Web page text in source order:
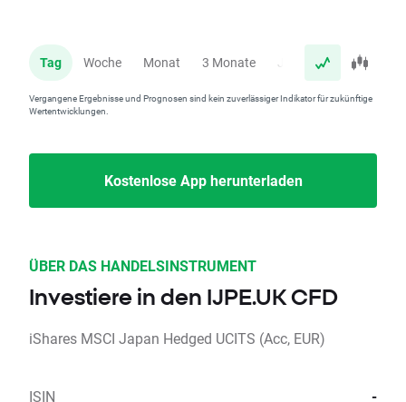
Tag Woche Monat 3 Monate Jahr
Vergangene Ergebnisse und Prognosen sind kein zuverlässiger Indikator für zukünftige
Wertentwicklungen.
Kostenlose App herunterladen
ÜBER DAS HANDELSINSTRUMENT
Investiere in den IJPE.UK CFD
iShares MSCI Japan Hedged UCITS (Acc, EUR)
ISIN -